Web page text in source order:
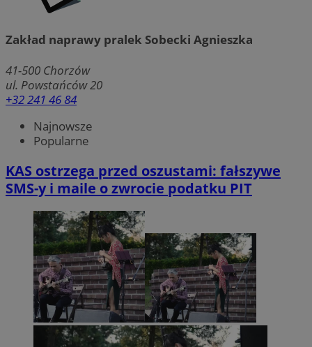
Zakład naprawy pralek Sobecki Agnieszka
41-500 Chorzów
ul. Powstańców 20
+32 241 46 84
Najnowsze
Popularne
KAS ostrzega przed oszustami: fałszywe
SMS-y i maile o zwrocie podatku PIT